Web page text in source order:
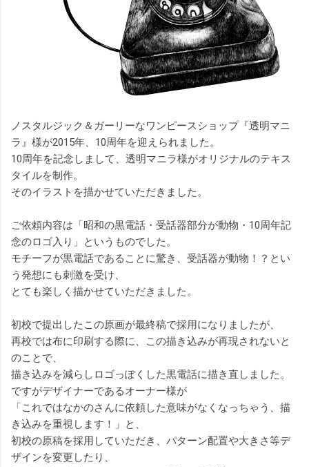
ノスタルジック＆ガーリーなワンピースショップ『透明マニ
ラ』様が2015年、10周年を迎えられました。
10周年を記念しまして、透明マニラ様がオリジナルのテキス
タイルを制作。
そのイラストを描かせていただきました。
ご依頼内容は「昭和の黒電話・受話器部分が動物・10周年記
念のロゴ入り」というものでした。
モチーフが黒電話であることに驚き、受話器が動物！？とい
う発想にも刺激を受け、
とても楽しく描かせていただきました。
初校で提出したこの原画が最終稿で採用になりましたが、
再校では布に印刷する際に、この描き込みが再現されないと
のことで、
描き込みを減らしロゴっぽくした黒電話に描き直しました。
ですがデザイナーであるオーナー様が
「これではなかのさんに依頼した意味がなくなっちゃう、描
き込みを重視します！」と、
初校の原稿を採用していただき、パターン配置や大きさ等デ
ザインを変更したり、